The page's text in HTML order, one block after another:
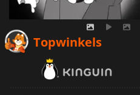
Topwinkels